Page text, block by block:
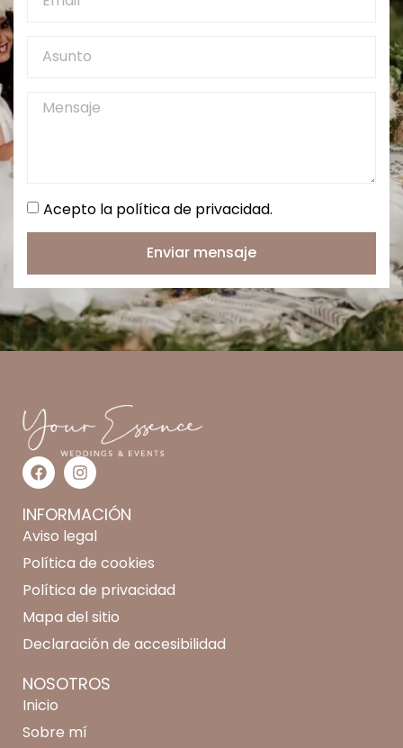
Acepto la política de privacidad.
Enviar mensaje
INFORMACIÓN
Aviso legal
Política de cookies
Política de privacidad
Mapa del sitio
Declaración de accesibilidad
NOSOTROS
Inicio
Sobre mí